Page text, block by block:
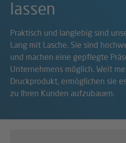
lassen
Praktisch und langlebig sind
Lang mit Lasche. Sie sind
und machen eine gepflegte
Unternehmens möglich. Weit
Druckprodukt, ermöglichen sie
zu Ihren Kunden aufzubauen.